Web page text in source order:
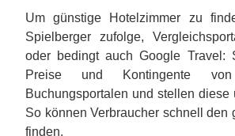
Um günstige Hotelzimmer zu
Spielberger zufolge,
oder bedingt auch Google Travel:
Preise und Kontingente
Buchungsportalen und stellen diese
So können Verbraucher schnell den
finden.